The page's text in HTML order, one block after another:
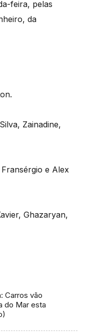
feira, pelas
da
Zainadine,
e Alex
Ghazaryan,
Carros vão
do Mar esta